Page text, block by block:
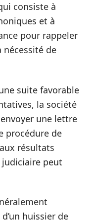
consiste à
et à
pour rappeler
nécessité de
suite favorable
la société
une lettre
procédure de
résultats
peut
huissier de